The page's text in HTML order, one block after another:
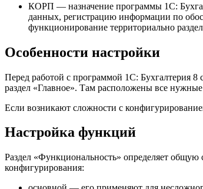
КОРП — назначение программы 1С:
данных, регистрацию информации по
функционирование территориально
Особенности настройки
Перед работой с программой 1С: Бухгалтерия 8
раздел «Главное». Там расположены все
Если возникают сложности с
Настройка функций
Раздел «Функциональность» определяет общую
конфигурирования: